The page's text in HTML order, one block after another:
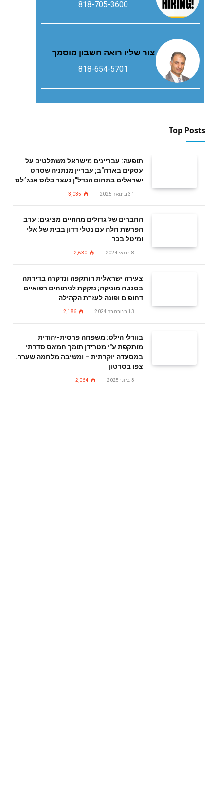
818-705-3600
צור שליו רואה חשבון מוסמך
818-654-5701
Top Posts
תופעה: עבריינים מישראל משתלטים על
עסקים בארה"ב; עבריין מנתניה שסחט
ישראלים בתחום הנדל"ן נעצר בלוס אנג׳לס
31 בינואר 2025 3,035
החברים של גדולים מהחיים מציגים: ערב
הפרשת חלה עם נטלי דדון בבית של אלי
ומיטל בכר
8 במאי 2024 2,630
צעירה ישראלית הותקפה ונדקרה בדירתה
בסנטה מוניקה; נזקקת לניתוחים רפואיים
דחופים ופונה לעזרת הקהילה
13 בנובמבר 2024 2,186
בוורלי הילס: משפחה פרסית-יהודית
מותקפת ע"י מטרידן תומך חמאס סדרתי
במסעדה יוקרתית – ומשיבה מלחמה שערה.
צפו בסרטון
3 ביוני 2025 2,064